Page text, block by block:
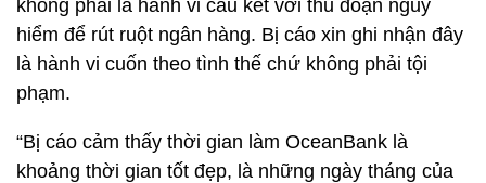
không phải là hành vi cấu kết với thủ đoạn nguy
hiểm để rút ruột ngân hàng. Bị cáo xin ghi nhận đây
là hành vi cuốn theo tình thế chứ không phải tội
phạm.
“Bị cáo cảm thấy thời gian làm OceanBank là
khoảng thời gian tốt đẹp, là những ngày tháng của